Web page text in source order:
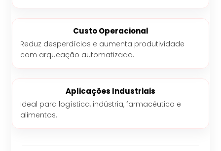
Custo Operacional
Reduz desperdícios e aumenta produtividade
com arqueação automatizada.
Aplicações Industriais
Ideal para logística, indústria, farmacêutica e
alimentos.